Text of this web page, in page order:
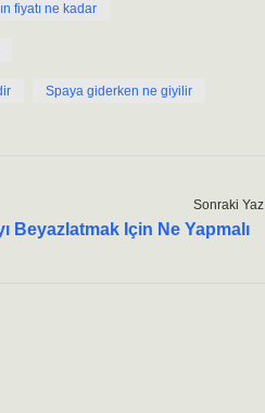
fiyatı ne kadar
Spaya giderken ne giyilir
Sonraki
Beyazlatmak Için Ne Yapmalı